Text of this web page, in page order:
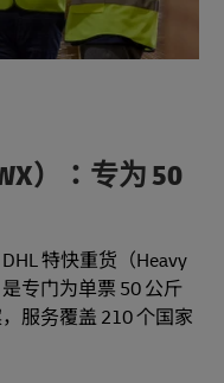
）：专为 50
特快重货（Heavy
专门为单票 50 公斤
服务覆盖 210 个国家